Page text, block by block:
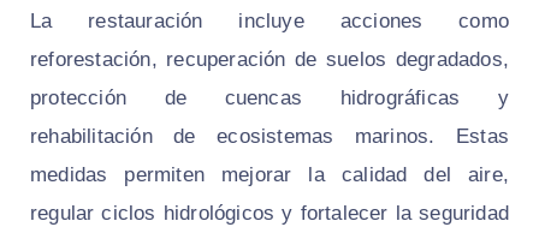
La restauración incluye acciones como
reforestación, recuperación de suelos degradados,
protección de cuencas hidrográficas y
rehabilitación de ecosistemas marinos. Estas
medidas permiten mejorar la calidad del aire,
regular ciclos hidrológicos y fortalecer la seguridad